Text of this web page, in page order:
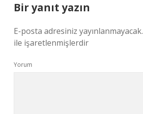
Bir yanıt yazın
E-posta adresiniz yayınlanmayacak.
ile işaretlenmişlerdir
Yorum